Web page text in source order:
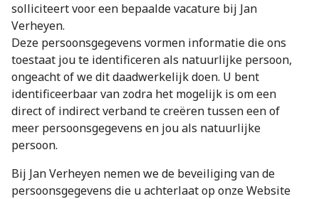
solliciteert voor een bepaalde vacature bij Jan
Verheyen.
Deze persoonsgegevens vormen informatie die ons
toestaat jou te identificeren als natuurlijke persoon,
ongeacht of we dit daadwerkelijk doen. U bent
identificeerbaar van zodra het mogelijk is om een
direct of indirect verband te creëren tussen een of
meer persoonsgegevens en jou als natuurlijke
persoon.
Bij Jan Verheyen nemen we de beveiliging van de
persoonsgegevens die u achterlaat op onze Website